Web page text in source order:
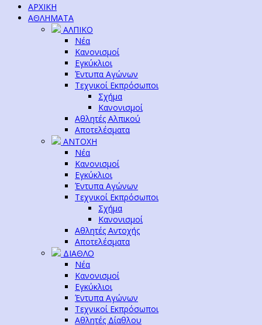
ΑΡΧΙΚΗ
ΑΘΛΗΜΑΤΑ
ΑΛΠΙΚΟ
Νέα
Κανονισμοί
Εγκύκλιοι
Έντυπα Αγώνων
Τεχνικοί Εκπρόσωποι
Σχήμα
Κανονισμοί
Αθλητές Αλπικού
Αποτελέσματα
ΑΝΤΟΧΗ
Νέα
Κανονισμοί
Εγκύκλιοι
Έντυπα Αγώνων
Τεχνικοί Εκπρόσωποι
Σχήμα
Κανονισμοί
Αθλητές Αντοχής
Αποτελέσματα
ΔΙΑΘΛΟ
Νέα
Κανονισμοί
Εγκύκλιοι
Έντυπα Αγώνων
Τεχνικοί Εκπρόσωποι
Αθλητές Δίαθλου